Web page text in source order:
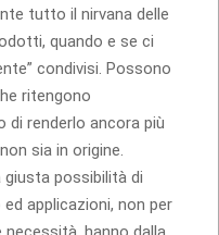
tutto il nirvana delle
quando e se ci
condivisi. Possono
ritengono
renderlo ancora più
sia in origine.
giusta possibilità di
applicazioni, non per